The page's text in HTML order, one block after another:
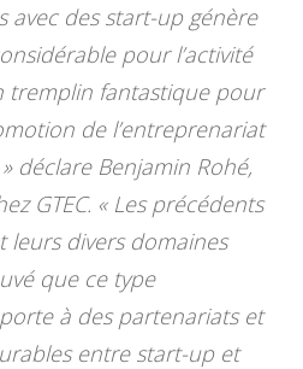
avec des start-up génère
pour l’activité
tremplin fantastique pour
de l’entreprenariat
déclare Benjamin Rohé,
GTEC. « Les précédents
leurs divers domaines
que ce type
à des partenariats et
entre start-up et